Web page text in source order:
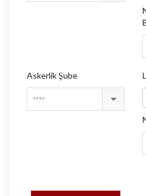
Askerlik Şube
****